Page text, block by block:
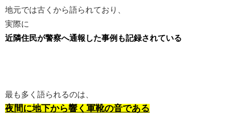
地元では古くから語られており、
実際に
近隣住民が警察へ通報した事例も記録されている
最も多く語られるのは、
夜間に地下から響く軍靴の音である